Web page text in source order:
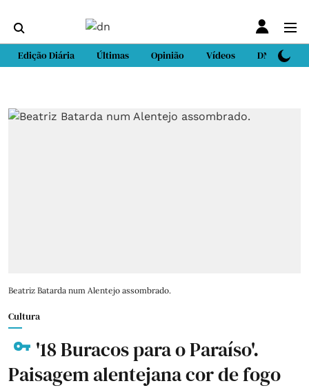
Edição Diária Últimas Opinião Vídeos DN Sport
Beatriz Batarda num Alentejo assombrado.
Cultura
'18 Buracos para o Paraíso'.
Paisagem alentejana cor de fogo